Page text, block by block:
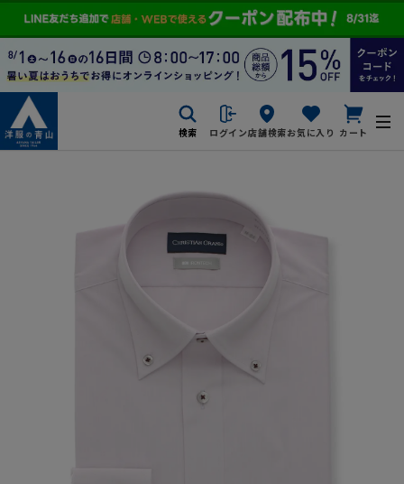
検索 ログイン店舗検索お気に入り カート